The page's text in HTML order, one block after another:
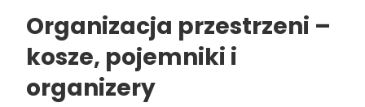
Organizacja przestrzeni –
kosze, pojemniki i
organizery